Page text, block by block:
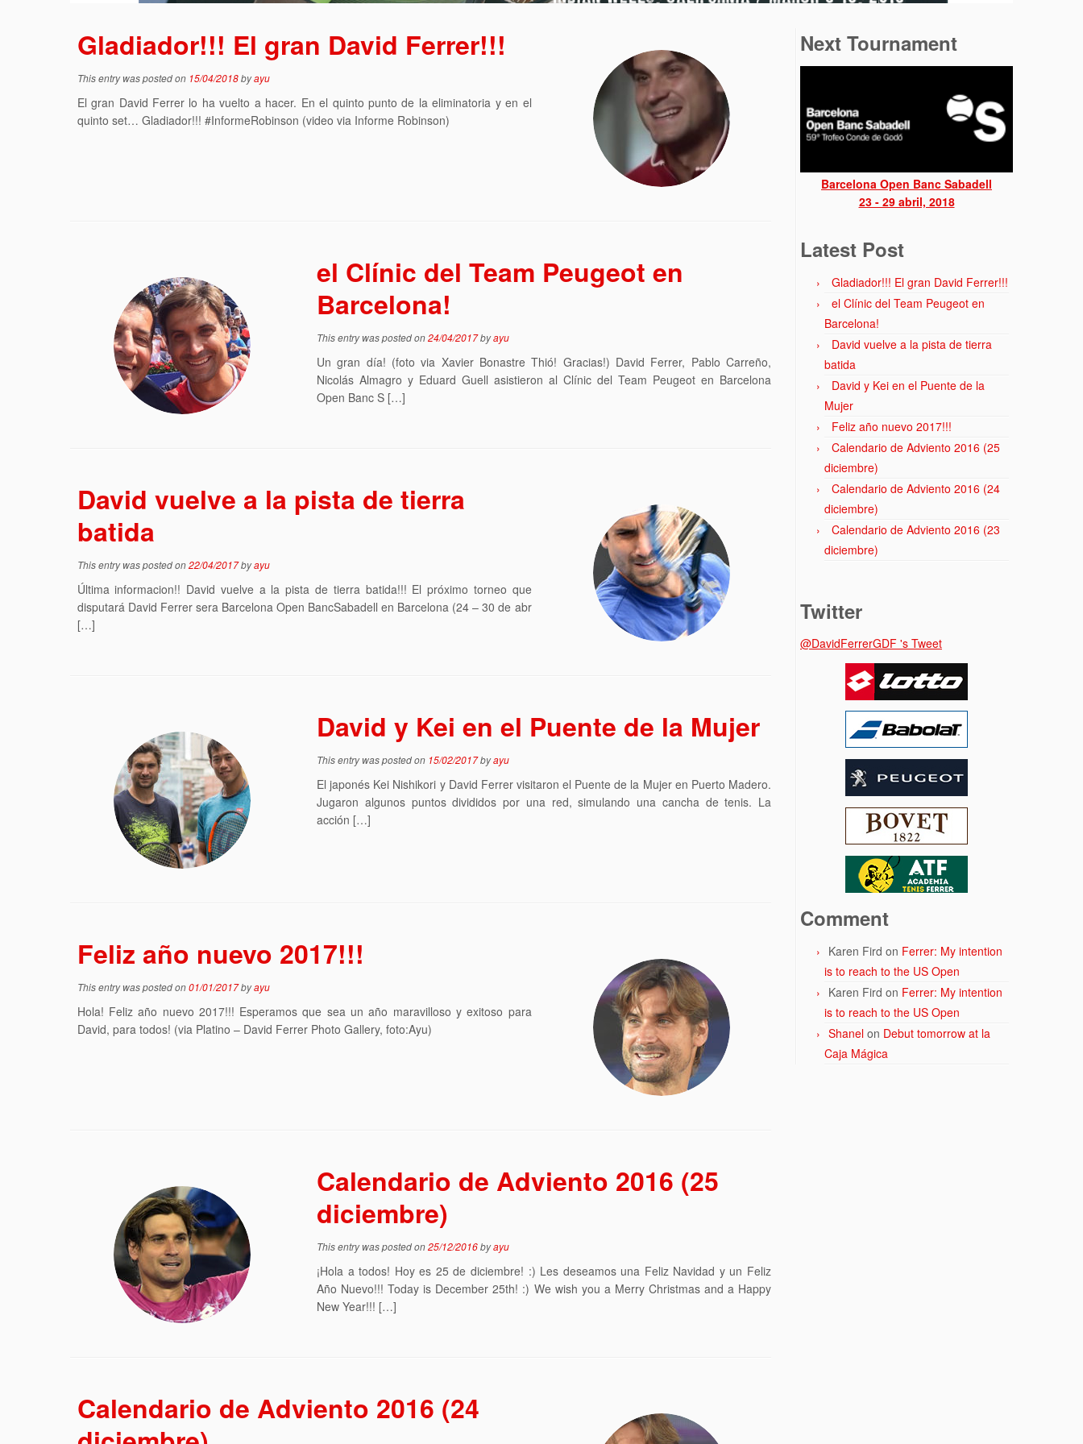
Gladiador!!! El gran David Ferrer!!!
This entry was posted on 15/04/2018byayu
El gran David Ferrer lo ha vuelto a hacer. En el quinto punto de la eliminatoria y en el
quinto set… Gladiador!!! #InformeRobinson (video via Informe Robinson)
el Clínic del Team Peugeot en
Barcelona!
This entry was posted on24/04/2017byayu
Un gran día! (foto via Xavier Bonastre Thió! Gracias!) David Ferrer, Pablo Carreño,
Nicolás Almagro y Eduard Guell asistieron al Clínic del Team Peugeot en Barcelona
Open Banc S […]
David vuelve a la pista de tierra
batida
This entry was posted on22/04/2017byayu
Última informacion!! David vuelve a la pista de tierra batida!!! El próximo torneo que
disputará David Ferrer sera Barcelona Open BancSabadell en Barcelona (24 – 30 de abr
[…]
David y Kei en el Puente de la Mujer
This entry was posted on 15/02/2017byayu
El japonés Kei Nishikori y David Ferrer visitaron el Puente de la Mujer en Puerto Madero.
Jugaron algunos puntos divididos por una red, simulando una cancha de tenis. La
acción […]
Feliz año nuevo 2017!!!
This entry was posted on01/01/2017byayu
Hola! Feliz año nuevo 2017!!! Esperamos que sea un año maravilloso y exitoso para
David, para todos! (via Platino – David Ferrer Photo Gallery, foto:Ayu)
Calendario de Adviento 2016 (25
diciembre)
This entry was posted on25/12/2016byayu
¡Hola a todos! Hoy es 25 de diciembre! :) Les deseamos una Feliz Navidad y un Feliz
Año Nuevo!!! Today is December 25th! :) We wish you a Merry Christmas and a Happy
New Year!!! […]
Calendario de Adviento 2016 (24
Next Tournament
Barcelona Open Banc Sabadell
23 - 29 abril, 2018
Latest Post
Gladiador!!! El gran David Ferrer!!!
el Clínic del Team Peugeot en
Barcelona!
David vuelve a la pista de tierra
batida
David y Kei en el Puente de la
Mujer
Feliz año nuevo 2017!!!
Calendario de Adviento 2016 (25
diciembre)
Calendario de Adviento 2016 (24
diciembre)
Calendario de Adviento 2016 (23
diciembre)
Twitter
@DavidFerrerGDF 's Tweet
Comment
Karen Fird on Ferrer: My intention
is to reach to the US Open
Karen Fird on Ferrer: My intention
is to reach to the US Open
Shanel on Debut tomorrow at la
Caja Mágica